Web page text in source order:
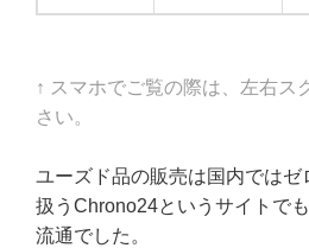
↑ スマホでご覧の際は、左右ス
さい。
ユーズド品の販売は国内ではゼ
扱うChrono24というサイトで
流通でした。